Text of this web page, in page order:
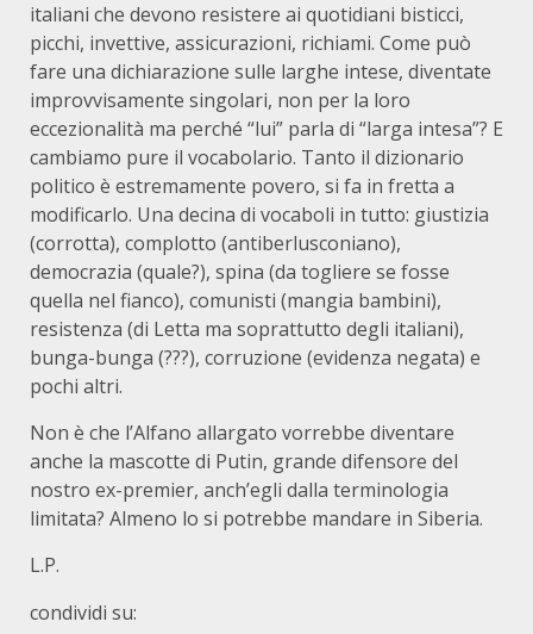
italiani che devono resistere ai quotidiani bisticci,
picchi, invettive, assicurazioni, richiami. Come può
fare una dichiarazione sulle larghe intese, diventate
improvvisamente singolari, non per la loro
eccezionalità ma perché “lui” parla di “larga intesa”? E
cambiamo pure il vocabolario. Tanto il dizionario
politico è estremamente povero, si fa in fretta a
modificarlo. Una decina di vocaboli in tutto: giustizia
(corrotta), complotto (antiberlusconiano),
democrazia (quale?), spina (da togliere se fosse
quella nel fianco), comunisti (mangia bambini),
resistenza (di Letta ma soprattutto degli italiani),
bunga-bunga (???), corruzione (evidenza negata) e
pochi altri.
Non è che l’Alfano allargato vorrebbe diventare
anche la mascotte di Putin, grande difensore del
nostro ex-premier, anch’egli dalla terminologia
limitata? Almeno lo si potrebbe mandare in Siberia.
L.P.
condividi su: